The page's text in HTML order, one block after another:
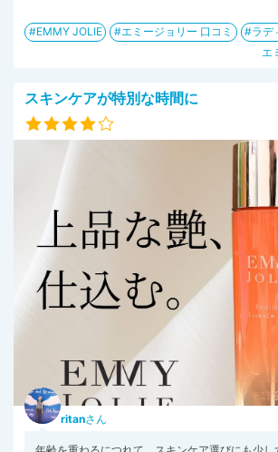
EMMY JOLIE エミージョリー 口コミ
ラデ
エ
スキンケアが特別な時間に
ritanさん